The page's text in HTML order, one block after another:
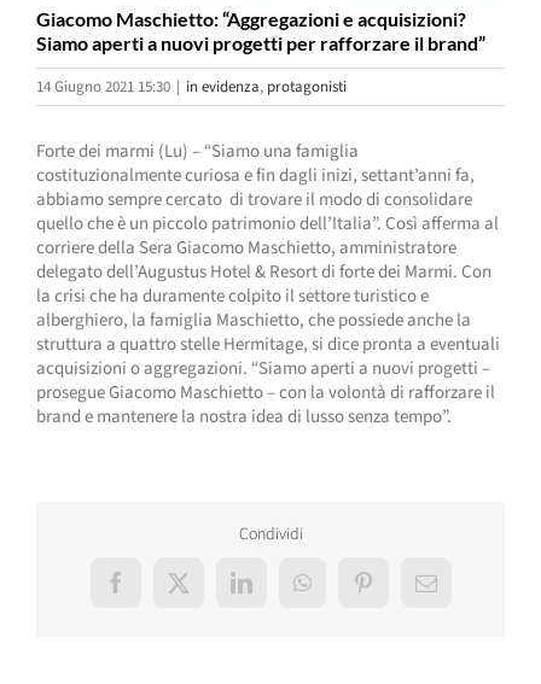
Giacomo Maschietto: “Aggregazioni e acquisizioni?
Siamo aperti a nuovi progetti per rafforzare il brand”
14 Giugno 2021 15:30 | in evidenza, protagonisti
Forte dei marmi (Lu) – “Siamo una famiglia
costituzionalmente curiosa e fin dagli inizi, settant’anni fa,
abbiamo sempre cercato di trovare il modo di consolidare
quello che è un piccolo patrimonio dell’Italia”. Così afferma al
corriere della Sera Giacomo Maschietto, amministratore
delegato dell’Augustus Hotel & Resort di forte dei Marmi. Con
la crisi che ha duramente colpito il settore turistico e
alberghiero, la famiglia Maschietto, che possiede anche la
struttura a quattro stelle Hermitage, si dice pronta a eventuali
acquisizioni o aggregazioni. “Siamo aperti a nuovi progetti –
prosegue Giacomo Maschietto – con la volontà di rafforzare il
brand e mantenere la nostra idea di lusso senza tempo”.
Condividi
Facebook
X LinkedInWhatsAppPinterestEmail